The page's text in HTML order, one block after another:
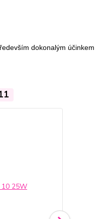
dokonalým účinkem